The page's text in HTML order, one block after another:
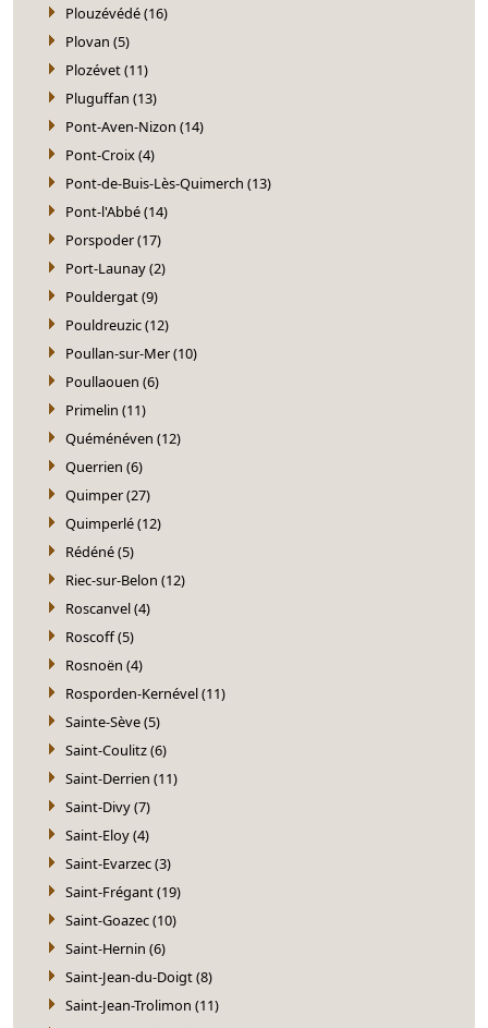
Plouzévédé (16)
Plovan (5)
Plozévet (11)
Pluguffan (13)
Pont-Aven-Nizon (14)
Pont-Croix (4)
Pont-de-Buis-Lès-Quimerch (13)
Pont-l'Abbé (14)
Porspoder (17)
Port-Launay (2)
Pouldergat (9)
Pouldreuzic (12)
Poullan-sur-Mer (10)
Poullaouen (6)
Primelin (11)
Quéménéven (12)
Querrien (6)
Quimper (27)
Quimperlé (12)
Rédéné (5)
Riec-sur-Belon (12)
Roscanvel (4)
Roscoff (5)
Rosnoën (4)
Rosporden-Kernével (11)
Sainte-Sève (5)
Saint-Coulitz (6)
Saint-Derrien (11)
Saint-Divy (7)
Saint-Eloy (4)
Saint-Evarzec (3)
Saint-Frégant (19)
Saint-Goazec (10)
Saint-Hernin (6)
Saint-Jean-du-Doigt (8)
Saint-Jean-Trolimon (11)